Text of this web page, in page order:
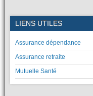
LIENS UTILES
Assurance dépendance
Assurance retraite
Mutuelle Santé